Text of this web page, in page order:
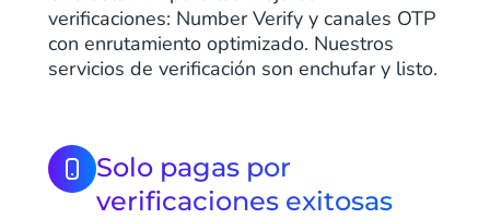
verificaciones: Number Verify y canales OTP
con enrutamiento optimizado. Nuestros
servicios de verificación son enchufar y listo.
Solo pagas por
verificaciones exitosas